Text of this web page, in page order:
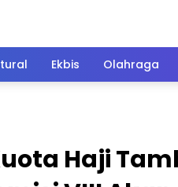
Ekbis Olahraga
Haji